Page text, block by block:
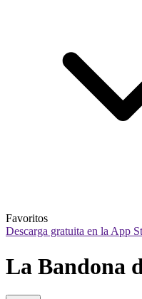
Favoritos
Descarga gratuita en la App
La Bandona